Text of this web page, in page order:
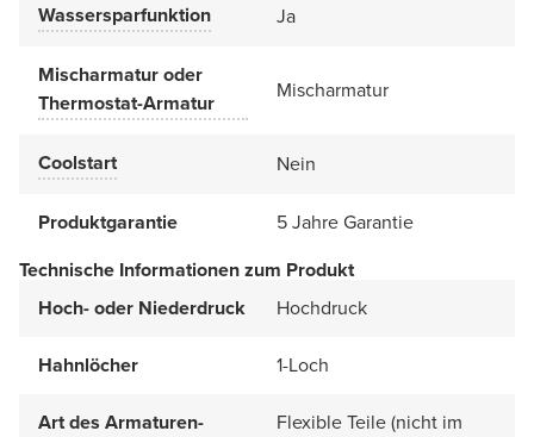
Wassersparfunktion Ja
Mischarmatur oder
Thermostat-Armatur
Mischarmatur
Coolstart Nein
Produktgarantie
5 Jahre Garantie
Technische Informationen zum Produkt
Hoch- oder Niederdruck
Hochdruck
Hahnlöcher 1-Loch
Art des Armaturen- Flexible Teile (nicht im